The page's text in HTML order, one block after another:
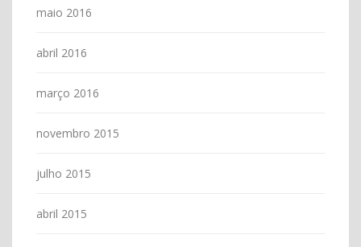
maio 2016
abril 2016
março 2016
novembro 2015
julho 2015
abril 2015